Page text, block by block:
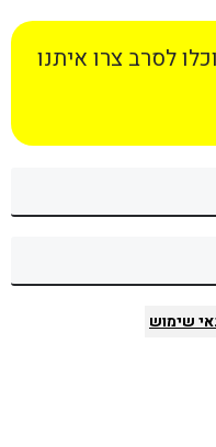
לסרב צרו איתנו
שימוש